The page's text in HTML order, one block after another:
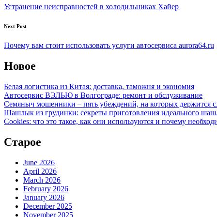
navigation
Устранение неисправностей в холодильниках Хайер
Next Post
Почему вам стоит использовать услуги автосервиса aurora64.ru
Новое
Белая логистика из Китая: доставка, таможня и экономия
Автосервис ВЭЛЬЮ в Волгограде: ремонт и обслуживание
Семяныч мошенники – пять убеждений, на которых держится
Шашлык из грудинки: секреты приготовления идеального
Cookies: что это такое, как они используются и почему
Старое
June 2026
April 2026
March 2026
February 2026
January 2026
December 2025
November 2025